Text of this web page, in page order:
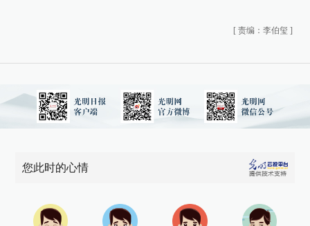
[ 责编：李伯玺 ]
您此时的心情